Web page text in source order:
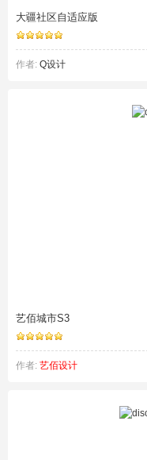
大疆社区自适应版
作者: Q设计
艺佰城市S3
作者: 艺佰设计